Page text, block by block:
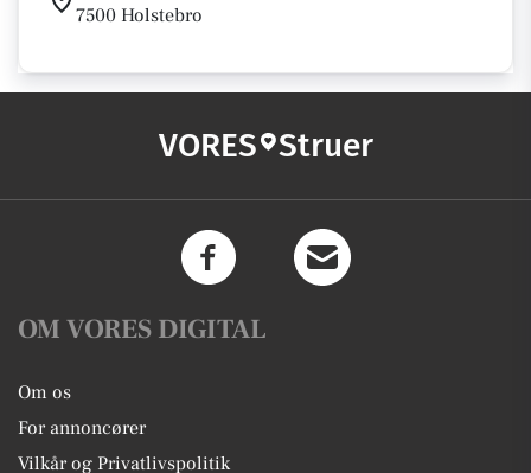
7500 Holstebro
VORES Struer
OM VORES DIGITAL
Om os
For annoncører
Vilkår og Privatlivspolitik